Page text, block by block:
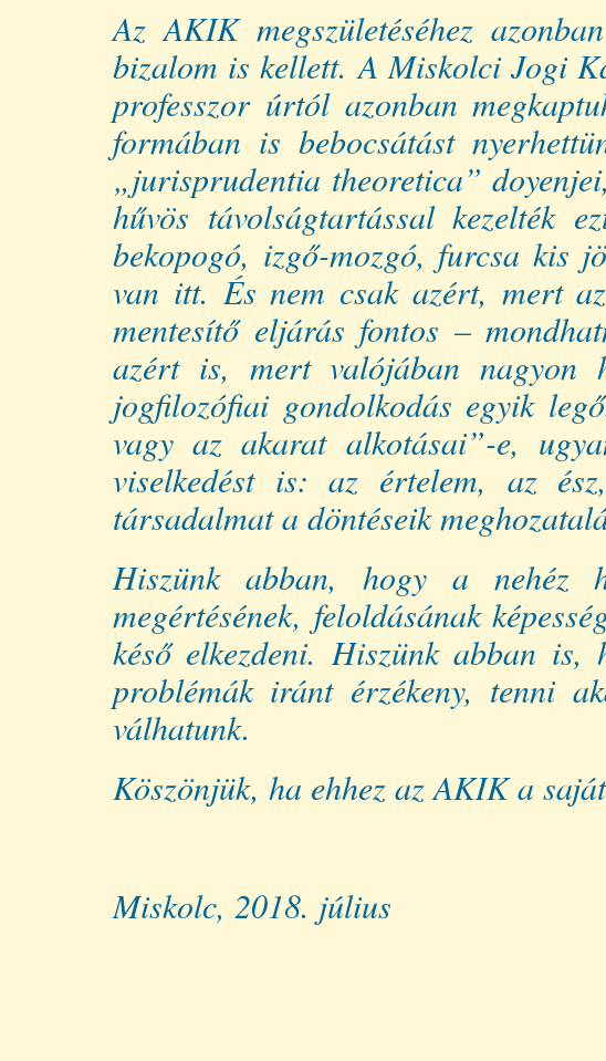
Az AKIK megszületéséhez
bizalom is kellett. A Miskolci Jogi
professzor úrtól azonban
formában is bebocsátást
„jurisprudentia theoretica”
hűvös távolságtartással kezelték
bekopogó, izgő-mozgó, furcsa kis
van itt. És nem csak azért, mert
mentesítő eljárás fontos –
azért is, mert valójában nagyon
jogfilozófiai gondolkodás egyik
vagy az akarat alkotásai”-e,
viselkedést is: az értelem, az
társadalmat a döntéseik
Hiszünk abban, hogy a nehéz
megértésének, feloldásának
késő elkezdeni. Hiszünk abban
problémák iránt érzékeny, tenni
válhatunk.
Köszönjük, ha ehhez az AKIK a
Miskolc, 2018. július
Csemáné